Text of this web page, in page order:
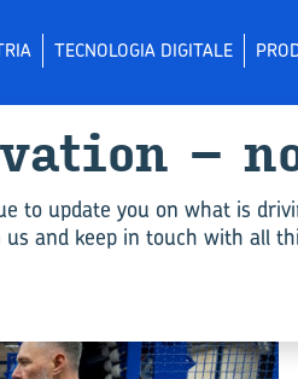
TECNOLOGIA DIGITALE
–
to update you on what is
and keep in touch with all